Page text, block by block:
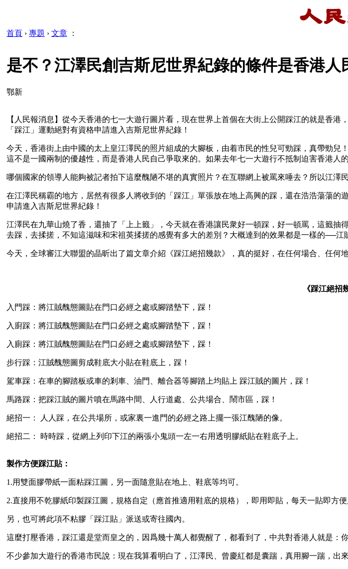
首頁 › 專題 › 文章 ：
是不？江澤民創吉斯尼世界紀錄的條件是香港人
鄂新
【人民報消息】從今天香港的七一大遊行圖片看，現在世界上首個在大街上公開踩江的就是香港
「踩江」運動絕對有資格申請進入吉斯尼世界紀錄！
今天，香港街上由中國的太上皇江澤民的照片組成的大腳板，由着市民的性兒可勁踩，真帶勁兒
這不是一國兩制的優越性，而是香港人民自己爭取來的。如果去年七一大遊行不抵制迫害香港人
哪個國家的領導人能夠被記者拍下這麼醜陋不堪的真實照片？在互聯網上被罵來唾去？所以江澤
在江澤民稱霸的地方，居然有很多人將收到的「踩江」單張放在地上高興的踩，還在浩浩蕩蕩
申請進入吉斯尼世界紀錄！
江澤民在九華山燒了香，還抽了「上上籤」，今天就在香港讓民衆好一頓踩，好一頓罵，這籤
去踩，去揉搓，不知這滋味和宋祖英揉搓的感覺有多大的差別？大概達到的效果都是一樣的──江
今天，全球審江大聯盟的晶昕出了篇文章介紹《踩江絕招幾款》，真的挺好，在任何場合、任何
《踩江絕招
入門踩：將江賊醜態圖貼在門口必經之處或腳踏墊下，踩！
入廚踩：將江賊醜態圖貼在門口必經之處或腳踏墊下，踩！
入廁踩：將江賊醜態圖貼在門口必經之處或腳踏墊下，踩！
步行踩：江賊醜態圖剪成鞋底大小貼在鞋底上，踩！
駕車踩：在車的腳踏板或車的剎車、油門、離合器等腳踏上均貼上 踩江賊的圖片，踩！
馬路踩：把踩江賊的圖片噴在馬路中間、人行道處、公共場合、鬧市區，踩！
絕招一： 人人踩，在公共場所，或家裏一進門的必經之路上擺一張江醜陋的像。
絕招二： 時時踩，從網上列印下江的兩張小鬼頭一左一右用透明膠紙貼在鞋底子上。
製作方便踩江貼：
1.用雙面膠帶紙一面粘踩江圖，另一面隨意貼在地上、鞋底等均可。
2.直接用不乾膠紙印製踩江圖，規格自定（應首推適用鞋底的規格），即用即貼，每天一貼即方便
另，也可將此項不粘膠「踩江貼」派送或寄往國內。
這麼打壓香港，踩江還是堂而皇之的，因爲幾十萬人都覺醒了，都看到了，中共對香港人就是：
不少參加大遊行的香港市民說：現在我算看明白了，江澤民、曾慶紅都是囊踹，真用腳一踹，出